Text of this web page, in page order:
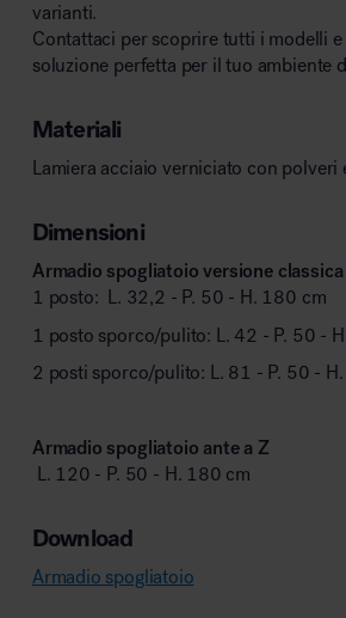
varianti.
Contattaci per scoprire tutti i modelli
soluzione perfetta per il tuo ambiente
Materiali
Lamiera acciaio verniciato con polveri
Dimensioni
Armadio spogliatoio versione classica
1 posto: L. 32,2 - P. 50 - H. 180 cm
1 posto sporco/pulito: L. 42 - P. 50 -
2 posti sporco/pulito: L. 81 - P. 50 -
Armadio spogliatoio ante a Z
L. 120 - P. 50 - H. 180 cm
Download
Armadio spogliatoio